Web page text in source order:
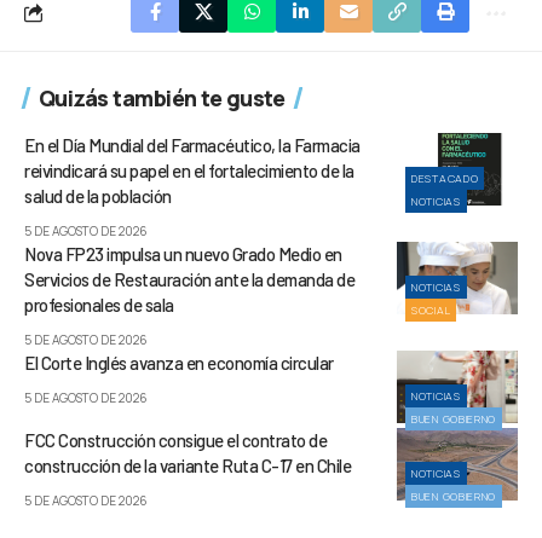
Quizás también te guste
DESTACADO
NOTICIAS
En el Día Mundial del Farmacéutico, la Farmacia
reivindicará su papel en el fortalecimiento de la
salud de la población
5 DE AGOSTO DE 2026
NOTICIAS
SOCIAL
Nova FP23 impulsa un nuevo Grado Medio en
Servicios de Restauración ante la demanda de
profesionales de sala
5 DE AGOSTO DE 2026
NOTICIAS
BUEN GOBIERNO
El Corte Inglés avanza en economía circular
5 DE AGOSTO DE 2026
NOTICIAS
BUEN GOBIERNO
FCC Construcción consigue el contrato de
construcción de la variante Ruta C-17 en Chile
5 DE AGOSTO DE 2026